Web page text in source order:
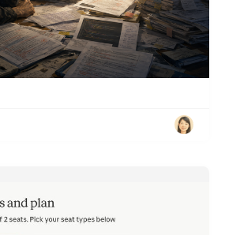
น “หน้าที่”
English · ไทย เรื่อง: Sol,